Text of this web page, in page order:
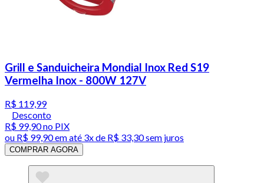
Grill e Sanduicheira Mondial Inox Red S19
Vermelha Inox - 800W 127V
R$ 119,99
Desconto
R$ 99,90no PIX
ou R$ 99,90em até 3x de R$ 33,30 sem juros
COMPRAR AGORA